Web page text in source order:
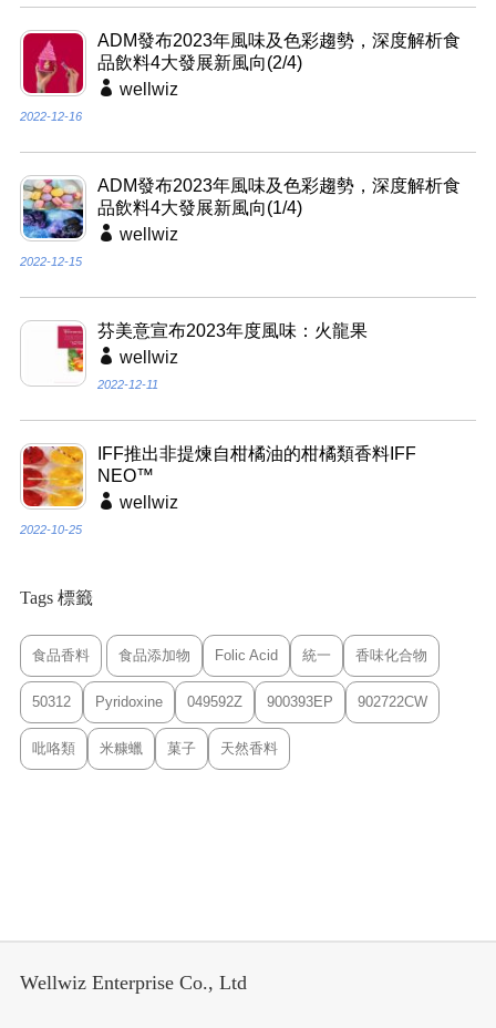
ADM發布2023年風味及色彩趨勢，深度解析食
品飲料4大發展新風向(2/4)
wellwiz
2022-12-16
ADM發布2023年風味及色彩趨勢，深度解析食
品飲料4大發展新風向(1/4)
wellwiz
2022-12-15
芬美意宣布2023年度風味：火龍果
wellwiz
2022-12-11
IFF推出非提煉自柑橘油的柑橘類香料IFF
NEO™
wellwiz
2022-10-25
Tags 標籤
食品香料 食品添加物 Folic Acid 統一 香味化合物
50312 Pyridoxine 049592Z 900393EP 902722CW
吡咯類 米糠蠟 菓子 天然香料
Wellwiz Enterprise Co., Ltd